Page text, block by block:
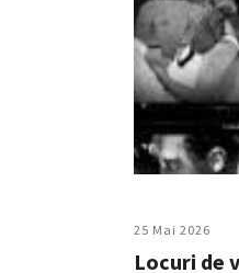
25 Mai 2026
Locuri de